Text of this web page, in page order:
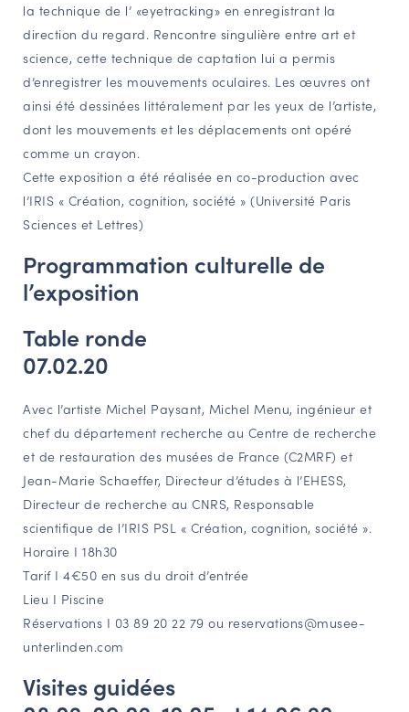
Comité d'Histoire Régionale
Service Inventaire et Patrimoines de la Région Grand Est
VOUS ÊTES…
Amateurs d’histoire et de patrimoine
Étudiants & chercheurs
la technique de l’ «eyetracking» en enregistrant la
direction du regard. Rencontre singulière entre art et
science, cette technique de captation lui a permis
d’enregistrer les mouvements oculaires. Les œuvres ont
ainsi été dessinées littéralement par les yeux de l’artiste,
dont les mouvements et les déplacements ont opéré
comme un crayon.
Cette exposition a été réalisée en co-production avec
l’IRIS « Création, cognition, société » (Université Paris
Sciences et Lettres)
Programmation culturelle de
l’exposition
Table ronde
07.02.20
Avec l’artiste Michel Paysant, Michel Menu, ingénieur et
chef du département recherche au Centre de recherche
et de restauration des musées de France (C2MRF) et
Jean-Marie Schaeffer, Directeur d’études à l’EHESS,
Directeur de recherche au CNRS, Responsable
scientifique de l’IRIS PSL « Création, cognition, société ».
Horaire I 18h30
Tarif I 4€50 en sus du droit d’entrée
Lieu I Piscine
Réservations I 03 89 20 22 79 ou reservations@musee-
unterlinden.com
Visites guidées